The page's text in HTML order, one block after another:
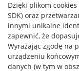
Dzięki plikom
SDK) oraz
innymi unikalne
zapewnić, że
Wyrażając zgodę na
urządzeniu
danych (w tym w